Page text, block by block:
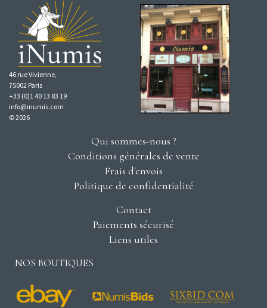
46 rue Vivienne,
75002 Paris
+33 (0)1 40 13 83 19
info@inumis.com
© 2026
Qui sommes-nous ?
Conditions générales de vente
Frais d'envois
Politique de confidentialité
Contact
Paiements sécurisé
Liens utiles
NOS BOUTIQUES